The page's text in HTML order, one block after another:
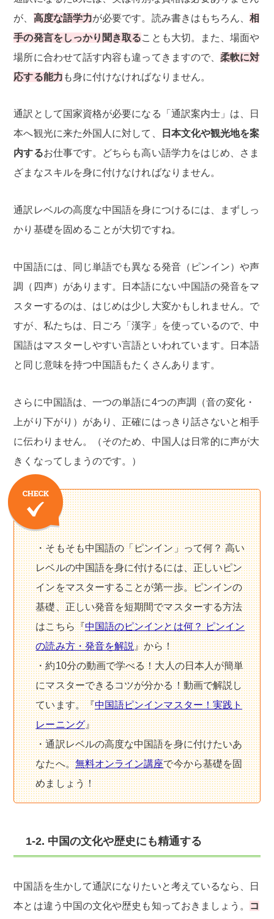
が、 高度な語学力が必要です。読み書きはもちろん、相
手の発言をしっかり聞き取ることも大切。また、場面や
場所に合わせて話す内容も違ってきますので、柔軟に対
応する能力 も身に付けなければなりません。
通訳として国家資格が必要になる「通訳案内士」は、日
本へ観光に来た外国人に対して、
日本文化や観光地を案
内するお仕事です。どちらも高い語学力をはじめ、さま
ざまなスキルを身に付けなければなりません。
通訳レベルの高度な中国語を身につけるには、まずしっ
かり基礎を固めることが大切ですね。
中国語には、同じ単語でも異なる発音（ピンイン）や声
調（四声）があります。日本語にない中国語の発音をマ
スターするのは、はじめは少し大変かもしれません。で
すが、私たちは、日ごろ「漢字」を使っているので、中
国語はマスターしやすい言語といわれています。日本語
と同じ意味を持つ中国語もたくさんあります。
さらに中国語は、一つの単語に4つの声調（音の変化・
上がり下がり）があり、正確にはっきり話さないと相手
に伝わりません。（そのため、中国人は日常的に声が大
きくなってしまうのです。）
・そもそも中国語の「ピンイン」って何？ 高い
レベルの中国語を身に付けるには、正しいピン
インをマスターすることが第一歩。ピンインの
基礎、正しい発音を短期間でマスターする方法
はこちら『中国語のピンインとは何？ ピンイン
の読み方・発音を解説』から！
・約10分の動画で学べる！大人の日本人が簡単
にマスターできるコツが分かる！動画で解説し
ています。『中国語ピンインマスター！実践ト
レーニング』
・通訳レベルの高度な中国語を身に付けたいあ
なたへ。無料オンライン講座で今から基礎を固
めましょう！
1-2. 中国の文化や歴史にも精通する
中国語を生かして通訳になりたいと考えているなら、日
本とは違う中国の文化や歴史も知っておきましょう。 コ